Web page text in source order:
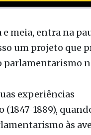
meia, entra na
um projeto que
parlamentarismo
experiências
1889),
às